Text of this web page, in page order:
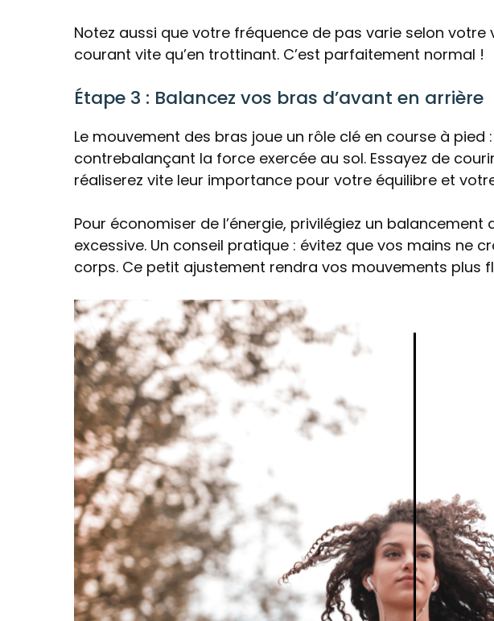
Notez aussi que votre fréquence de pas varie selon votre
courant vite qu’en trottinant. C’est parfaitement normal !
Étape 3 : Balancez vos bras d’avant en arrière
Le mouvement des bras joue un rôle clé en course à pied
contrebalançant la force exercée au sol. Essayez de
réaliserez vite leur importance pour votre équilibre et
Pour économiser de l’énergie, privilégiez un balancement
excessive. Un conseil pratique : évitez que vos mains ne
corps. Ce petit ajustement rendra vos mouvements plus